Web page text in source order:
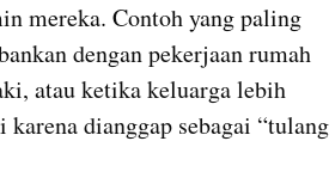
mereka. Contoh yang paling
dengan pekerjaan rumah
atau ketika keluarga lebih
dianggap sebagai “tulang